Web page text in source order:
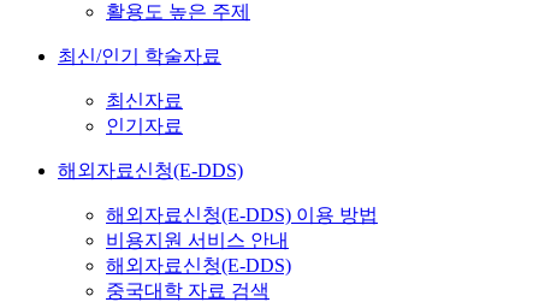
활용도 높은 주제
최신/인기 학술자료
최신자료
인기자료
해외자료신청(E-DDS)
해외자료신청(E-DDS) 이용 방법
비용지원 서비스 안내
해외자료신청(E-DDS)
중국대학 자료 검색